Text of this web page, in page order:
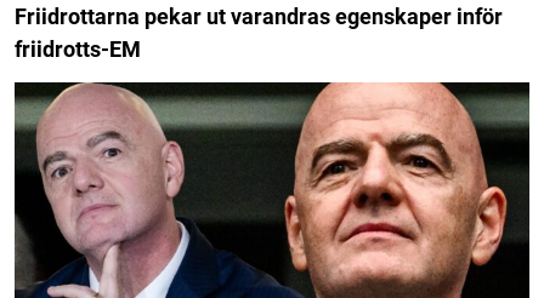
Friidrottarna pekar ut varandras egenskaper inför
friidrotts-EM